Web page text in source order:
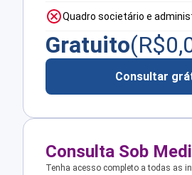
Quadro societário e
Gratuito(R$
Consultar
Consulta Sob
Tenha acesso completo a todas as